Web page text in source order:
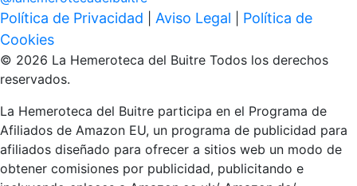
Política de Privacidad Aviso Legal
Política de
Cookies
© 2026 La Hemeroteca del Buitre Todos los derechos
reservados.
La Hemeroteca del Buitre participa en el Programa de
Afiliados de Amazon EU, un programa de publicidad para
afiliados diseñado para ofrecer a sitios web un modo de
obtener comisiones por publicidad, publicitando e